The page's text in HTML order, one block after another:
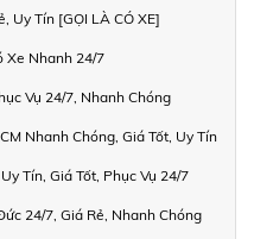
Uy Tín [GỌI LÀ CÓ XE]
Xe Nhanh 24/7
Vụ 24/7, Nhanh Chóng
Nhanh Chóng, Giá Tốt, Uy Tín
Tín, Giá Tốt, Phục Vụ 24/7
24/7, Giá Rẻ, Nhanh Chóng